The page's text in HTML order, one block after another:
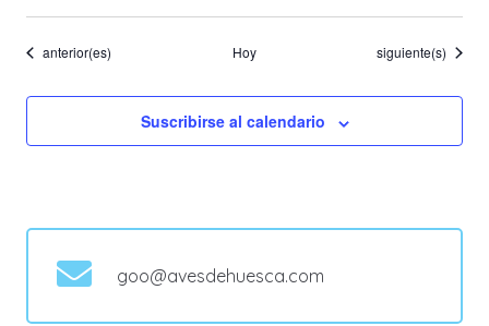
Eventos
anterior(es) Hoy Eventos
siguiente(s)
Suscribirse al calendario
goo@avesdehuesca.com